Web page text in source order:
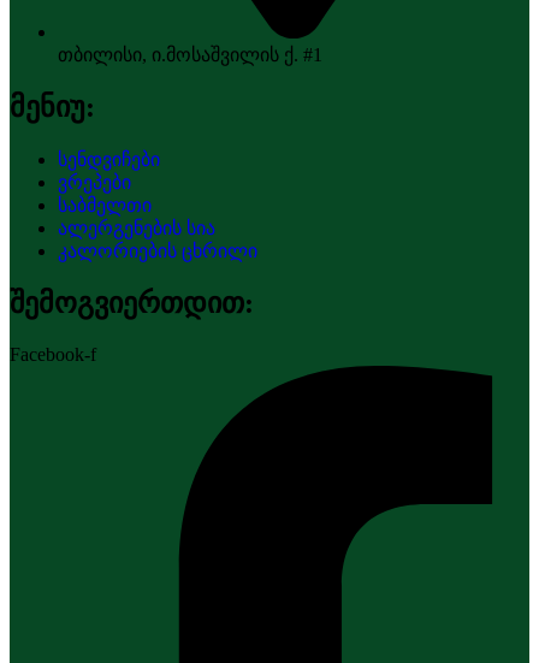
თბილისი, ი.მოსაშვილის ქ. #1
მენიუ:
სენდვიჩები
ვრეპები
საბმელთი
ალერგენების სია
კალორიების ცხრილი
შემოგვიერთდით:
Facebook-f